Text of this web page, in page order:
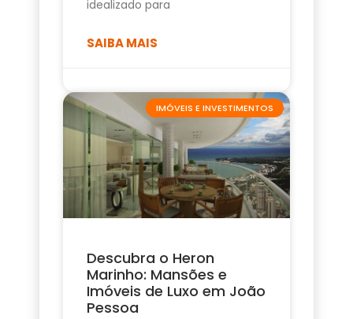
idealizado para
SAIBA MAIS
IMÓVEIS E INVESTIMENTOS
Descubra o Heron
Marinho: Mansões e
Imóveis de Luxo em João
Pessoa